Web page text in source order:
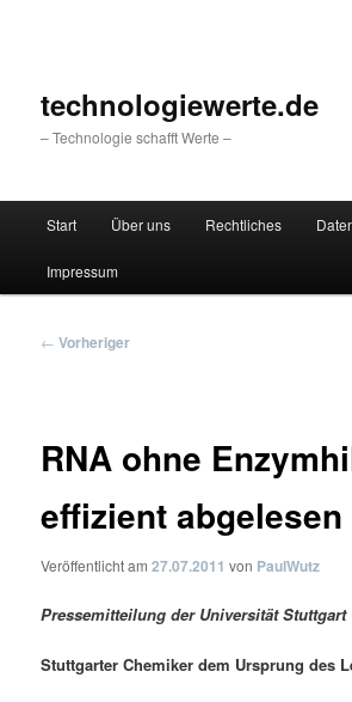
technologiewerte.de
– Technologie schafft Werte –
Start Über uns Rechtliches
Impressum
Beitragsnavigation
← Vorheriger
RNA ohne
effizient abgelesen
Veröffentlicht am27.07.2011 von PaulWutz
Pressemitteilung der Universität Stuttgart
Stuttgarter Chemiker dem Ursprung des